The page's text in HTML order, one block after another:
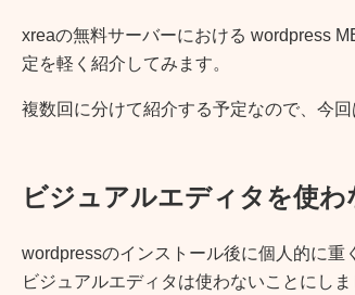
xreaの無料サーバーにおける wordpress
定を軽く紹介してみます。
複数回に分けて紹介する予定なので、今
ビジュアルエディタを使わ
wordpressのインストール後に個人的に
ビジュアルエディタは使わないことにしま